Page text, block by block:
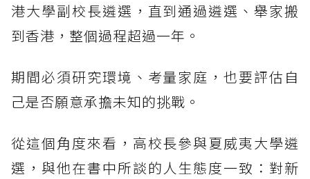
港大學副校長遴選，直到通過遴選、舉家搬
到香港，整個過程超過一年。
期間必須研究環境、考量家庭，也要評估自
己是否願意承擔未知的挑戰。
從這個角度來看，高校長參與夏威夷大學遴
選，與他在書中所談的人生態度一致：對新